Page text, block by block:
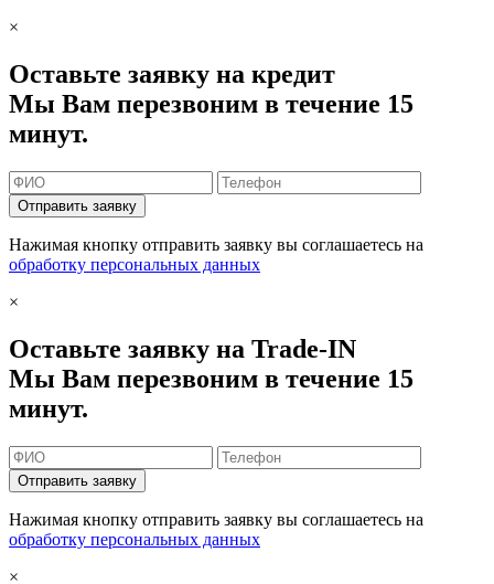
×
Оставьте заявку на кредит
Мы Вам перезвоним в течение 15
минут.
Отправить заявку
Нажимая кнопку отправить заявку вы соглашаетесь на
обработку персональных данных
×
Оставьте заявку на Trade-IN
Мы Вам перезвоним в течение 15
минут.
Отправить заявку
Нажимая кнопку отправить заявку вы соглашаетесь на
обработку персональных данных
×